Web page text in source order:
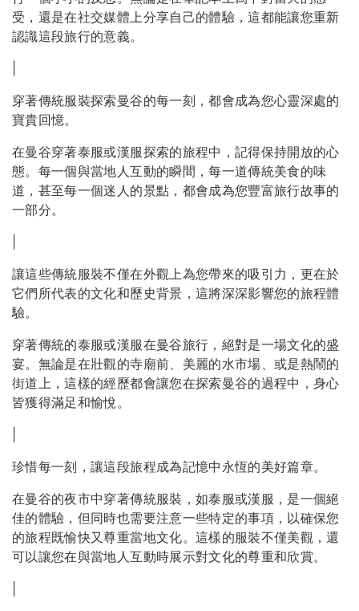
受，還是在社交媒體上分享自己的體驗，這都能讓您重新
認識這段旅行的意義。
穿著傳統服裝探索曼谷的每一刻，都會成為您心靈深處的
寶貴回憶。
在曼谷穿著泰服或漢服探索的旅程中，記得保持開放的心
態。每一個與當地人互動的瞬間，每一道傳統美食的味
道，甚至每一個迷人的景點，都會成為您豐富旅行故事的
一部分。
讓這些傳統服裝不僅在外觀上為您帶來的吸引力，更在於
它們所代表的文化和歷史背景，這將深深影響您的旅程體
驗。
穿著傳統的泰服或漢服在曼谷旅行，絕對是一場文化的盛
宴。無論是在壯觀的寺廟前、美麗的水市場、或是熱鬧的
街道上，這樣的經歷都會讓您在探索曼谷的過程中，身心
皆獲得滿足和愉悅。
珍惜每一刻，讓這段旅程成為記憶中永恆的美好篇章。
在曼谷的夜市中穿著傳統服裝，如泰服或漢服，是一個絕
佳的體驗，但同時也需要注意一些特定的事項，以確保您
的旅程既愉快又尊重當地文化。這樣的服裝不僅美觀，還
可以讓您在與當地人互動時展示對文化的尊重和欣賞。